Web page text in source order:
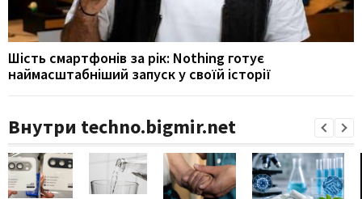
Шість смартфонів за рік: Nothing готує
наймасштабніший запуск у своїй історії
Внутри techno.bigmir.net